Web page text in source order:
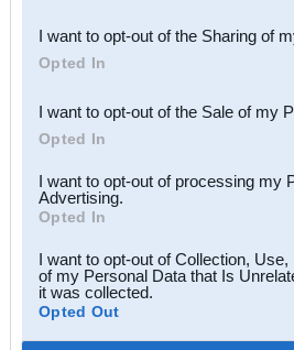
Downstream Participants
third parties.
I want to opt-out of the Sharing of
Opted In
I want to opt-out of the Sale of my
Opted In
I want to opt-out of processing my
Advertising.
Opted In
I want to opt-out of Collection,
of my Personal Data that Is
it was collected.
Opted Out